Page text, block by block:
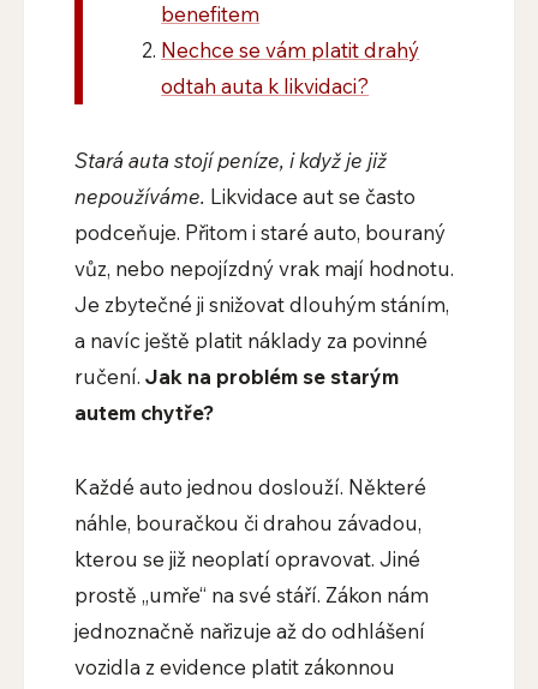
benefitem
Nechce se vám platit drahý
odtah auta k likvidaci?
Stará auta stojí peníze, i když je již
nepoužíváme. Likvidace aut se často
podceňuje. Přitom i staré auto, bouraný
vůz, nebo nepojízdný vrak mají hodnotu.
Je zbytečné ji snižovat dlouhým stáním,
a navíc ještě platit náklady za povinné
ručení. Jak na problém se starým
autem chytře?
Každé auto jednou doslouží. Některé
náhle, bouračkou či drahou závadou,
kterou se již neoplatí opravovat. Jiné
prostě „umře“ na své stáří. Zákon nám
jednoznačně nařizuje až do odhlášení
vozidla z evidence platit zákonnou